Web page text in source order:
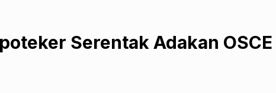
Serentak Adakan OSCE